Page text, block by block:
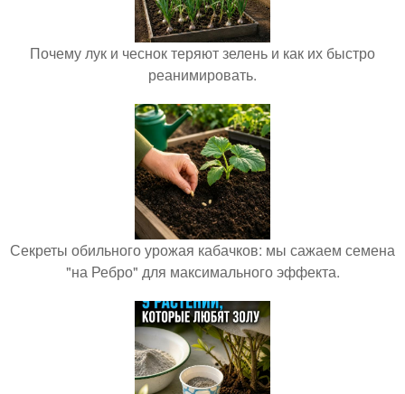
Почему лук и чеснок теряют зелень и как их быстро
реанимировать.
Секреты обильного урожая кабачков: мы сажаем семена
"на Ребро" для максимального эффекта.